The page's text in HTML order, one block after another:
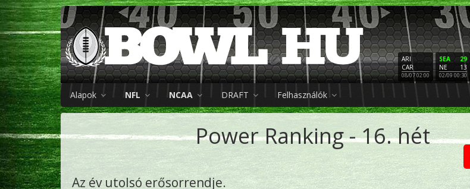
ARI
CAR
08/07 02:00
29
SEA
13
NE
02/09 00:30
Alapok NFL NCAA DRAFT Felhasználók
Power Ranking - 16. hét
Az év utolsó erősorrendje.